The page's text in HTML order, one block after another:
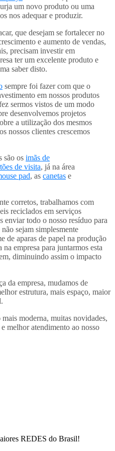
um novo produto ou uma
nos adequar e produzir.
que desejam se fortalecer no
e aumento de vendas,
precisam investir em
ter um excelente produto e
saber disto.
sempre foi fazer com que o
em nossos produtos
sermos vistos de um modo
desenvolvemos projetos
a utilização dos mesmos
nossos clientes crescemos
são os imãs de
de visita, já na área
pad, as canetas e
corretos, trabalhamos com
reciclados em serviços
enviar todo o nosso resíduo para
sejam simplesmente
de aparas de papel na produção
empresa para juntarmos esta
diminuindo assim o impacto
da empresa, mudamos de
estrutura, mais espaço, maior
moderna, muitas novidades,
melhor atendimento ao nosso
REDES do Brasil!